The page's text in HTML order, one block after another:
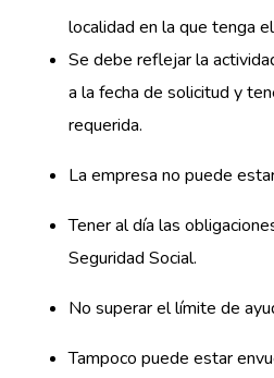
localidad en la que tenga
Se debe reflejar la
a la fecha de solicitud y
requerida.
La empresa no puede
Tener al día las
Seguridad Social.
No superar el límite de
Tampoco puede estar